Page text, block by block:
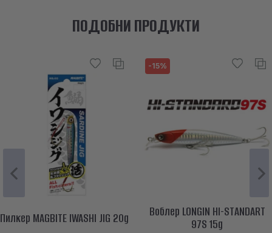
ПОДОБНИ ПРОДУКТИ
Пилкер MAGBITE IWASHI JIG 20g
-15%
Воблер LONGIN HI-STANDART
97S 15g